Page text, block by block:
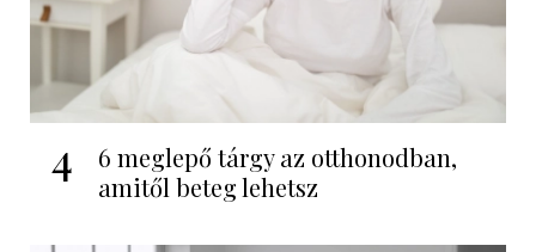
4
6 meglepő tárgy az otthonodban,
amitől beteg lehetsz